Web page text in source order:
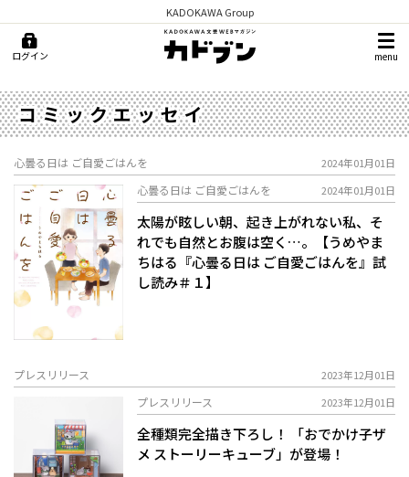
KADOKAWA Group
ログイン menu
コミックエッセイ
心曇る日は ご自愛ごはんを 2024年01月01日
心曇る日は ご自愛ごはんを 2024年01月01日
太陽が眩しい朝、起き上がれない私、そ
れでも自然とお腹は空く…。【うめやま
ちはる『心曇る日は ご自愛ごはんを』試
し読み＃１】
プレスリリース 2023年12月01日
プレスリリース 2023年12月01日
全種類完全描き下ろし！ 「おでかけ子ザ
メ ストーリーキューブ」が登場！